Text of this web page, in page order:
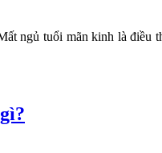
ngủ tuổi mãn kinh là điều